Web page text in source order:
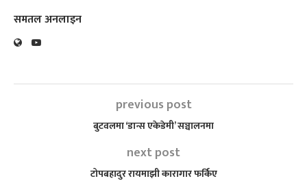
समतल अनलाइन
previous post
बुटवलमा ‘डान्स एकेडेमी’ सञ्चालनमा
next post
टोपबहादुर रायमाझी कारागार फर्किए